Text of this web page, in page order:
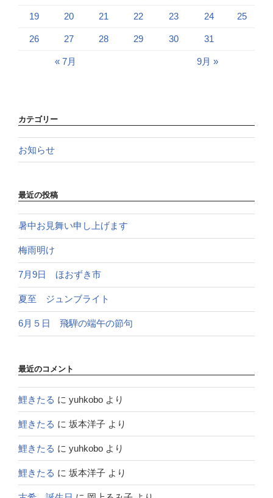
19 20 21 22 23 24 25
26 27 28 29 30 31
« 7月 9月 »
カテゴリー
お知らせ
最近の投稿
暑中お見舞い申し上げます
梅雨明け
7月9日 ほおずき市
夏至 ジュンブライト
6月５日 飛騨の端午の節句
最近のコメント
鯉きたる に yuhkobo より
鯉きたる に 坂本洋子 より
鯉きたる に yuhkobo より
鯉きたる に 坂本洋子 より